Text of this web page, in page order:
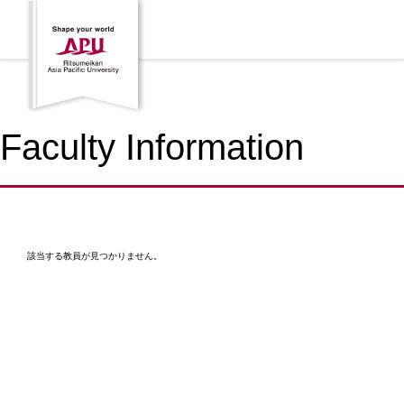
Faculty Information
該当する教員が見つかりません。